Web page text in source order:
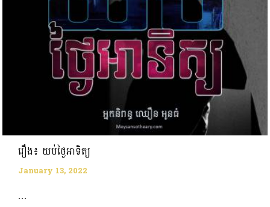
រឿង៖ យប់ថ្ងៃអាទិត្យ
January 13, 2022
...